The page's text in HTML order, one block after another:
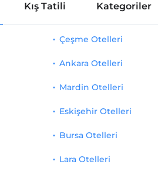
Kış Tatili Kategoriler
Çeşme Otelleri
Ankara Otelleri
Mardin Otelleri
Eskişehir Otelleri
Bursa Otelleri
Lara Otelleri